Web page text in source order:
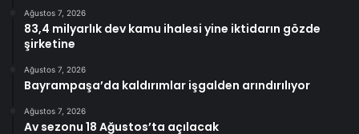
Ağustos 7, 2026
83,4 milyarlık dev kamu ihalesi yine iktidarın gözde
şirketine
Ağustos 7, 2026
Bayrampaşa’da kaldırımlar işgalden arındırılıyor
Ağustos 7, 2026
Av sezonu 18 Ağustos’ta açılacak